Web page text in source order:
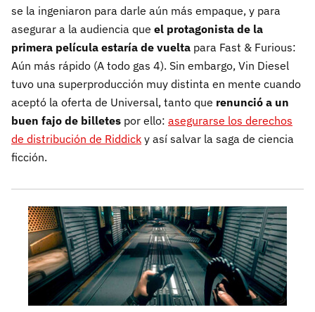
se la ingeniaron para darle aún más empaque, y para
asegurar a la audiencia que el protagonista de la
primera película estaría de vuelta para Fast & Furious:
Aún más rápido (A todo gas 4). Sin embargo, Vin Diesel
tuvo una superproducción muy distinta en mente cuando
aceptó la oferta de Universal, tanto que renunció a un
buen fajo de billetes por ello: asegurarse los derechos
de distribución de Riddick y así salvar la saga de ciencia
ficción.